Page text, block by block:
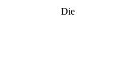
Die